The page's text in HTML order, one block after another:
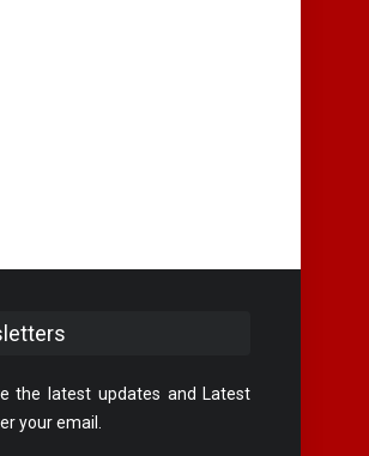
the latest updates and Latest
your email.